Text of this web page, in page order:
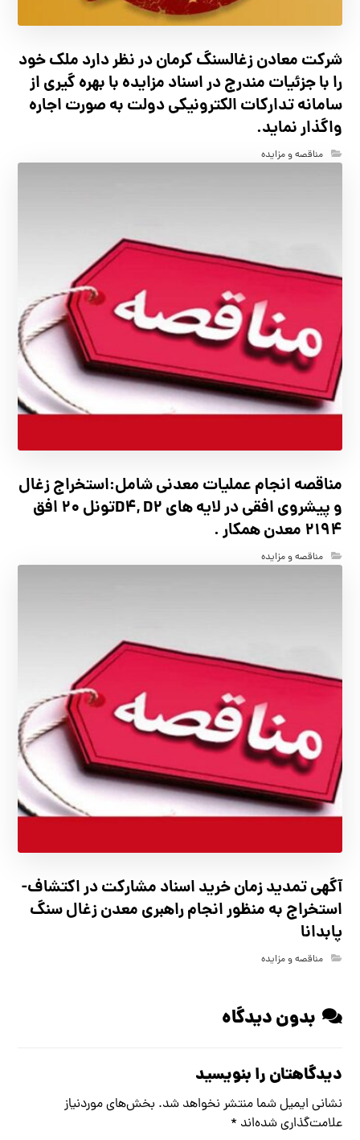
شرکت معادن زغالسنگ کرمان در نظر دارد ملک خود
را با جزئیات مندرج در اسناد مزایده با بهره گیری از
سامانه تدارکات الکترونیکی دولت به صورت اجاره
واگذار نماید.
مناقصه و مزایده
مناقصه انجام عملیات معدنی شامل:استخراج زغال
و پیشروی افقی در لایه های D4, D2تونل 20 افق
2194 معدن همکار .
مناقصه و مزایده
آگهي تمدید زمان خرید اسناد مشارکت در اکتشاف-
استخراج به منظور انجام راهبری معدن زغال سنگ
پابدانا
مناقصه و مزایده
بدون دیدگاه
دیدگاهتان را بنویسید
نشانی ایمیل شما منتشر نخواهد شد. بخش‌های موردنیاز
علامت‌گذاری شده‌اند *